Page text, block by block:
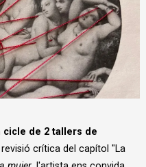
cicle de 2 tallers de
crítica del capítol "La